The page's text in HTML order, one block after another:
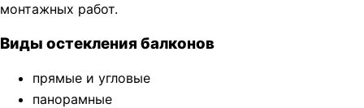
монтажных работ.
Виды остекления балконов
прямые и угловые
панорамные